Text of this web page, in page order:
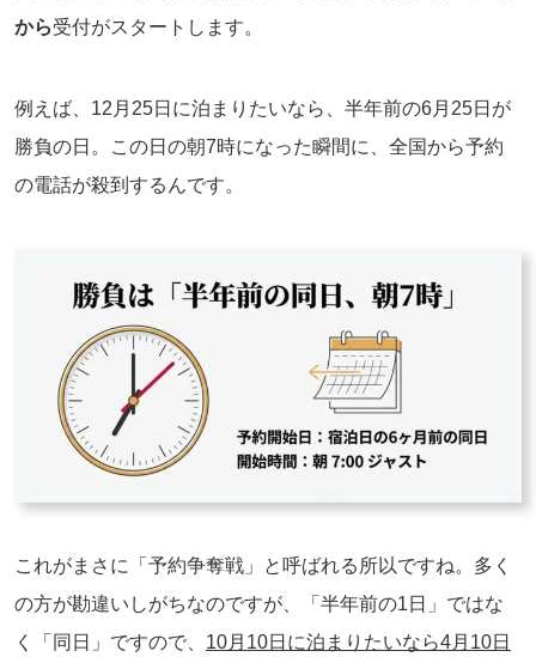
から受付がスタートします。
例えば、12月25日に泊まりたいなら、半年前の6月25日が
勝負の日。この日の朝7時になった瞬間に、全国から予約
の電話が殺到するんです。
これがまさに「予約争奪戦」と呼ばれる所以ですね。多く
の方が勘違いしがちなのですが、「半年前の1日」ではな
く「同日」ですので、 10月10日に泊まりたいなら4月10日